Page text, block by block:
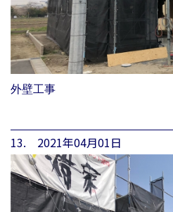
外壁工事
13. 2021年04月01日